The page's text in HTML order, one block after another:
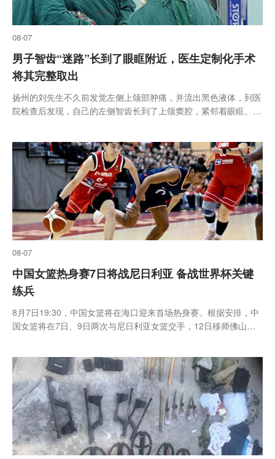
08-07
男子智齿“迷路”长到了眼眶附近，医生定制化手术
将其完整取出
扬州的刘先生不久前发觉左侧上颌部肿痛，并流出黑色液体，到医
院检查后发现，自己的左侧智齿长到了上颌窦腔，紧邻着眼眶、鼻
这颗“...
08-07
中国女篮热身赛7日将战尼日利亚 备战世界杯关键
练兵
8月7日19:30，中国女篮将在海口迎来首场热身赛。根据安排，中
国女篮将在7日、9日两次与尼日利亚女篮交手，12日移师佛山，